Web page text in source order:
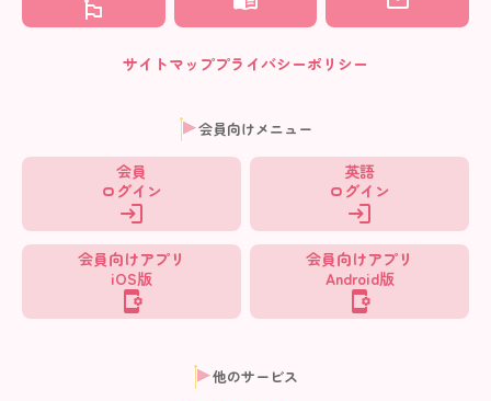
サイトマッププライバシーポリシー
会員向けメニュー
会員
ログイン
英語
ログイン
会員向けアプリ
iOS版
会員向けアプリ
Android版
他のサービス